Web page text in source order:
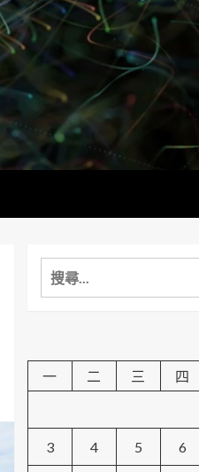
搜
尋
字:
一
二 三 四
3 4 5 6